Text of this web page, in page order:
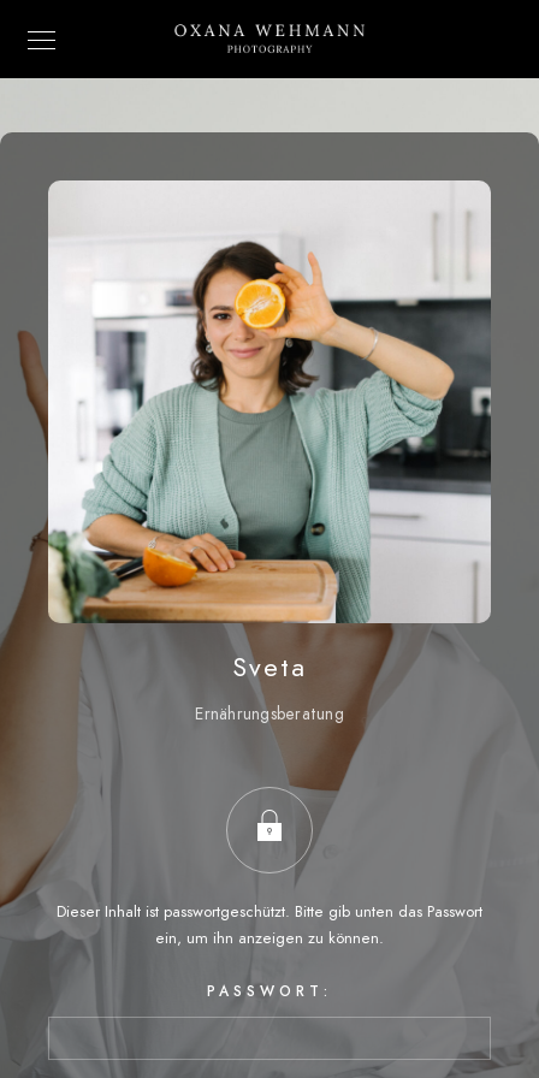
Sveta
Ernährungsberatung
Dieser Inhalt ist passwortgeschützt. Bitte gib unten das Passwort
ein, um ihn anzeigen zu können.
PASSWORT: